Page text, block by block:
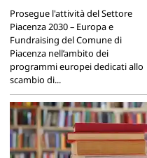
Prosegue l'attività del Settore
Piacenza 2030 – Europa e
Fundraising del Comune di
Piacenza nell’ambito dei
programmi europei dedicati allo
scambio di...